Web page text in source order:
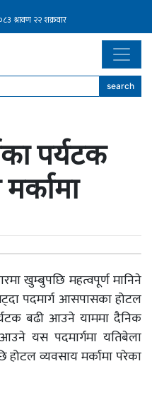
search
पर्यटक
खुम्बुपछि महत्वपूर्ण मानिने
पदमार्ग आसपासका होटल
बढी आउने याममा दैनिक
यस पदमार्गमा यतिबेला
व्यवसाय मर्कामा परेका